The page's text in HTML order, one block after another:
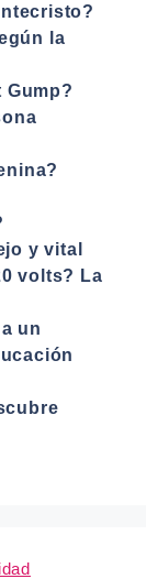
la
Gump?
y vital
volts? La
un